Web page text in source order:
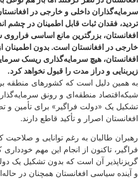
سرمایه‌گذاران داخلی و خارجی در
تردید، فقدان ثبات قابل اطمینان در چشم
افغانستان، بزرگترین مانع اساسی فراروی
خارجی در افغانستان است. بدون اطمینان
افغانستان، هیچ سرمایه‌گذاری ریسک
زیربنایی و دراز مدت را قبول نخواهد کرد.
به همین دلیل است که کشورهای منطقه
شبکه‌اقتصاد منطقه‌ای و رونق
تشکیل یک «دولت فراگیر» برای تأمین و
افغانستان اصرار و تأکید قاطع دارند.
رهبران طالبان به رغم توانایی و
فراگیر، تاکنون از انجام این مهم خودداری
گریزناپذیر آن است که بدون تشکیل یک
و آینده سیاسی افغانستان همچنان در